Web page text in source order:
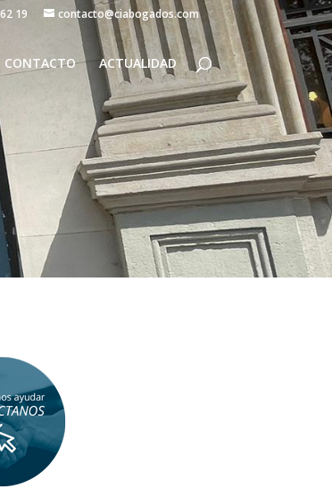
19 contacto@ciabogados.com
CONTACTO ACTUALIDAD